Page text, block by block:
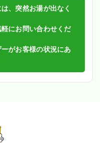
、突然お湯が出なく
にお問い合わせくだ
がお客様の状況にあ